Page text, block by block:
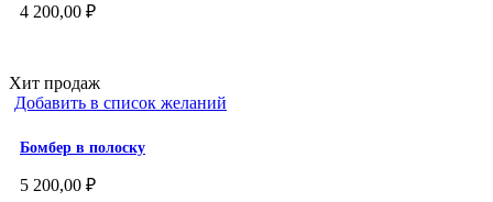
4 200,00 ₽
Хит продаж
Добавить в список желаний
Бомбер в полоску
5 200,00 ₽